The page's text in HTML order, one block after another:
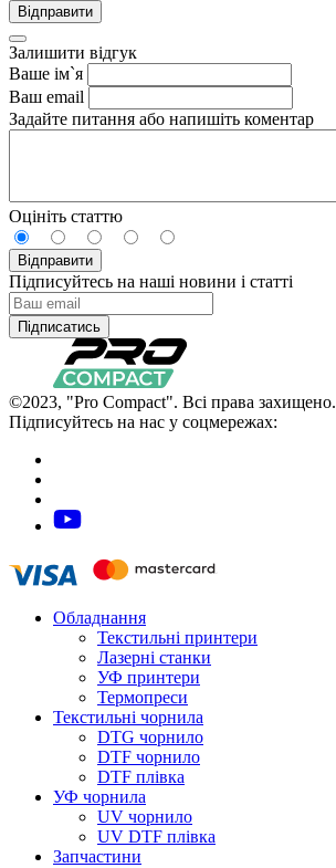
Відправити
Залишити відгук
Ваше ім`я
Ваш email
Задайте питання або напишіть коментар
Оцініть статтю
Відправити
Підписуйтесь на наші новини і статті
Підписатись
©2023, "Pro Compact". Всі права захищено.
Підписуйтесь на нас у соцмережах:
Обладнання
Текстильні принтери
Лазерні станки
УФ принтери
Термопреси
Текстильні чорнила
DTG чорнило
DTF чорнило
DTF плівка
УФ чорнила
UV чорнило
UV DTF плівка
Запчастини